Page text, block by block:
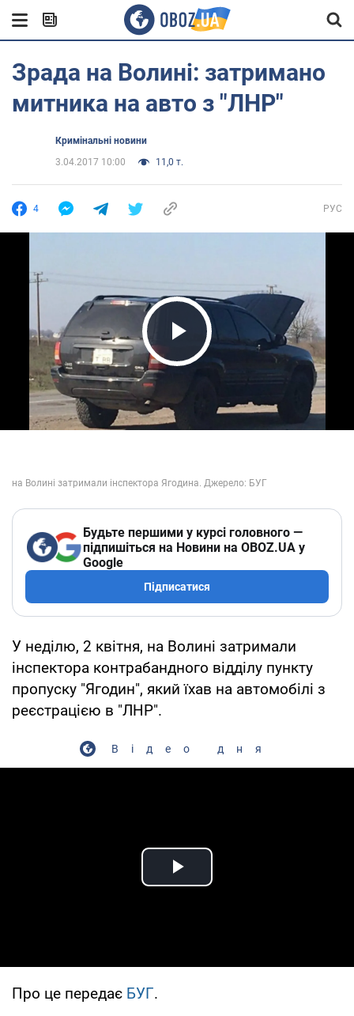
Зрада на Волині: затримано
митника на авто з "ЛНР"
Кримінальні новини
3.04.2017 10:00
11,0 т.
4 РУС
Play Video
Будьте першими у курсі головного —
підпишіться на Новини на OBOZ.UA у
Google
Підписатися
У неділю, 2 квітня, на Волині затримали
інспектора контрабандного відділу пункту
пропуску "Ягодин", який їхав на автомобілі з
реєстрацією в "ЛНР".
Відео дня
Play Video
Про це передає БУГ.